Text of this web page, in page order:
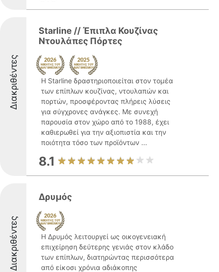
Διακριθέντες
Starline // Έπιπλα Κουζίνας
Ντουλάπες Πόρτες
Η Starline δραστηριοποιείται στον τομέα
των επίπλων κουζίνας, ντουλαπών και
πορτών, προσφέροντας πλήρεις λύσεις
για σύγχρονες ανάγκες. Με συνεχή
παρουσία στον χώρο από το 1988, έχει
καθιερωθεί για την αξιοπιστία και την
ποιότητα τόσο των προϊόντων ...
8.1
Διακριθέντες
Δρυμός
Η Δρυμός λειτουργεί ως οικογενειακή
επιχείρηση δεύτερης γενιάς στον κλάδο
των επίπλων, διατηρώντας περισσότερα
από είκοσι χρόνια αδιάκοπης